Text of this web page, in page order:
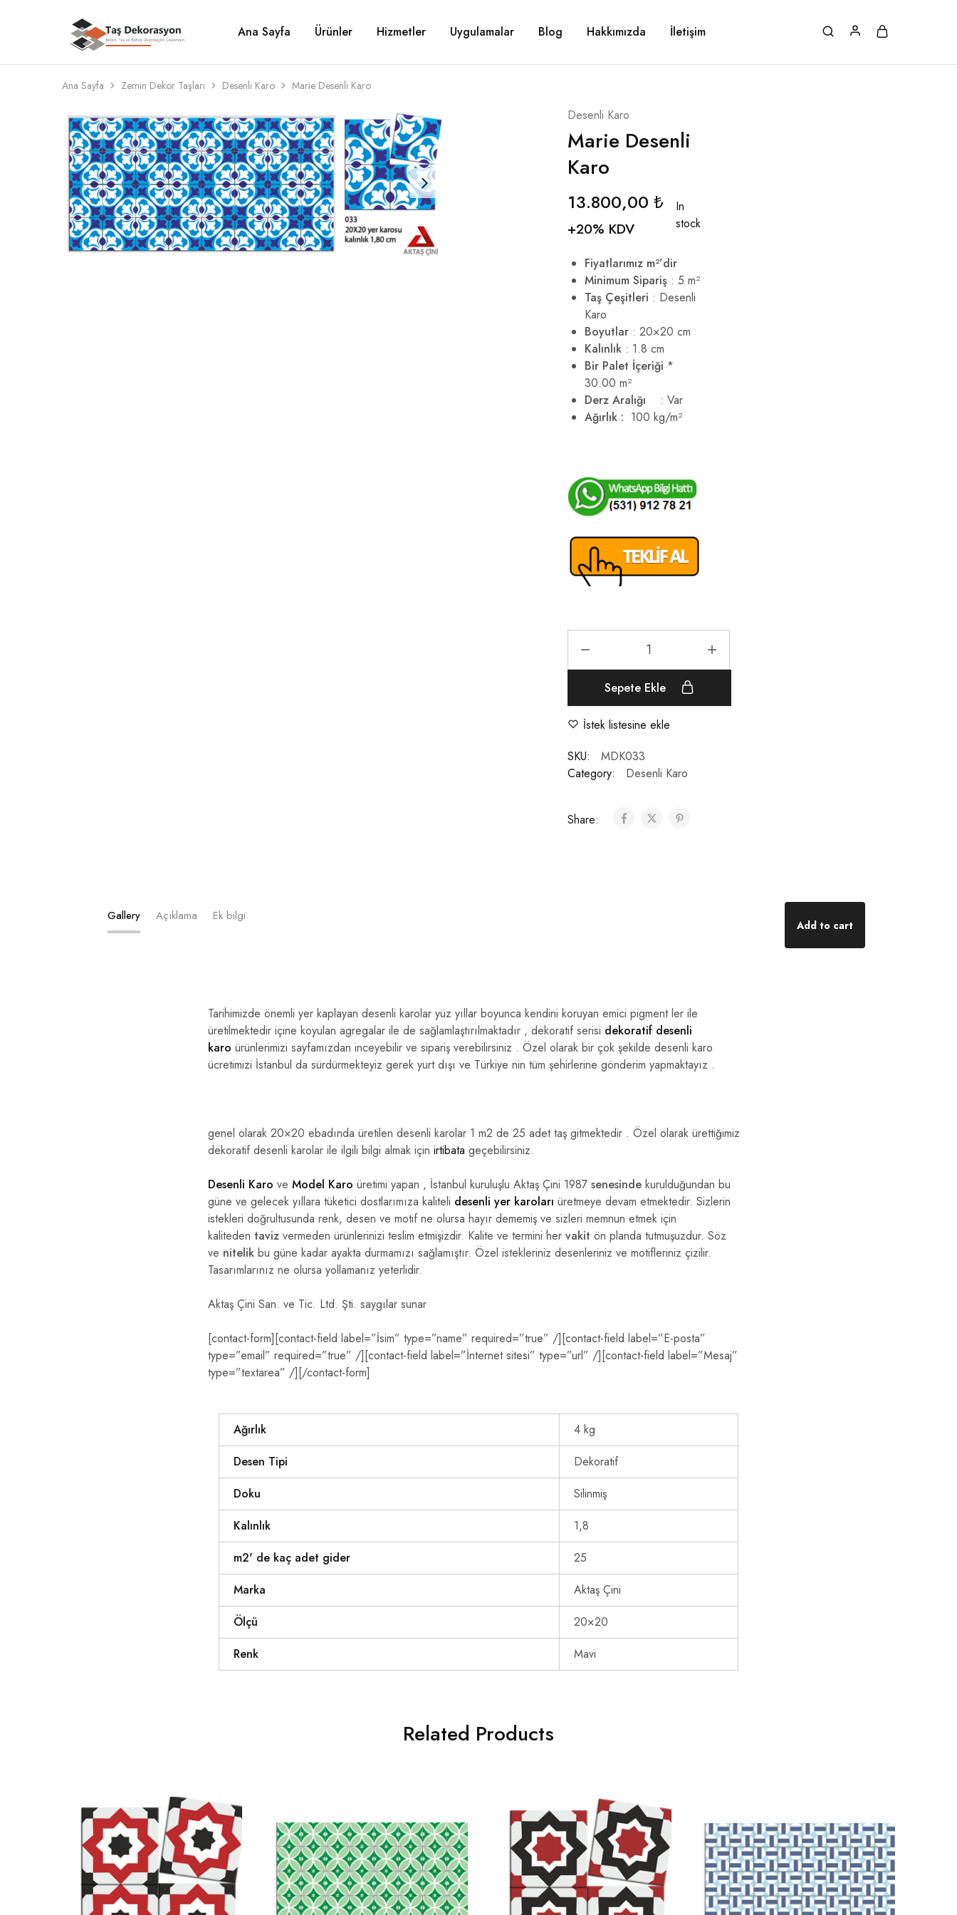
Taş
Dekorasyon
Beton,
Taş
Bahçe
Dekorasyon
Çözümleri
Ana Sayfa Ürünler Hizmetler Uygulamalar Blog Hakkımızda İletişim
Ana Sayfa Zemin Dekor Taşları Desenli Karo Marie Desenli Karo
Desenli Karo
Marie Desenli
Karo
13.800,00 ₺
+20% KDV
In
stock
Fiyatlarımız m²’dir
Minimum Sipariş: 5 m²
Taş Çeşitleri : Desenli
Karo
Boyutlar: 20×20 cm
Kalınlık: 1.8 cm
Bir Palet İçeriği *
30.00 m²
Derz Aralığı
: Var
Ağırlık : 100 kg/m²
Sepete Ekle
İstek listesine ekle
SKU:
MDK033
Category:
Desenli Karo
Share:
Gallery Açıklama Ek bilgi
Add to cart
Tarihimizde önemli yer kaplayan desenli karolar yüz yıllar boyunca kendini koruyan emici pigment ler ile
üretilmektedir içine koyulan agregalar ile de sağlamlaştırılmaktadır , dekoratif serisi dekoratif desenli
karo ürünlerimizi sayfamızdan inceyebilir ve sipariş verebilirsiniz . Özel olarak bir çok şekilde desenli karo
ücretimizi İstanbul da sürdürmekteyiz gerek yurt dışı ve Türkiye nin tüm şehirlerine gönderim yapmaktayız .
genel olarak 20×20 ebadında üretilen desenli karolar 1 m2 de 25 adet taş gitmektedir . Özel olarak ürettiğimiz
dekoratif desenli karolar ile ilgili bilgi almak için irtibata geçebilirsiniz.
Desenli Karo ve Model Karo üretimi yapan , İstanbul kuruluşlu Aktaş Çini 1987 senesinde kurulduğundan bu
güne ve gelecek yıllara tüketici dostlarımıza kaliteli desenli yer karoları üretmeye devam etmektedir. Sizlerin
istekleri doğrultusunda renk, desen ve motif ne olursa hayır dememiş ve sizleri memnun etmek için
kaliteden taviz vermeden ürünlerinizi teslim etmişizdir. Kalite ve termini her vakit ön planda tutmuşuzdur. Söz
ve nitelik bu güne kadar ayakta durmamızı sağlamıştır. Özel istekleriniz desenleriniz ve motifleriniz çizilir.
Tasarımlarınız ne olursa yollamanız yeterlidir.
Aktaş Çini San. ve Tic. Ltd. Şti. saygılar sunar
[contact-form][contact-field label=”İsim” type=”name” required=”true” /][contact-field label=”E-posta”
type=”email” required=”true” /][contact-field label=”İnternet sitesi” type=”url” /][contact-field label=”Mesaj”
type=”textarea” /][/contact-form]
Ağırlık
4 kg
Desen Tipi
Dekoratif
Doku
Silinmiş
Kalınlık
1,8
m2' de kaç adet gider
25
Marka
Aktaş Çini
Ölçü
20×20
Renk
Mavi
Related Products